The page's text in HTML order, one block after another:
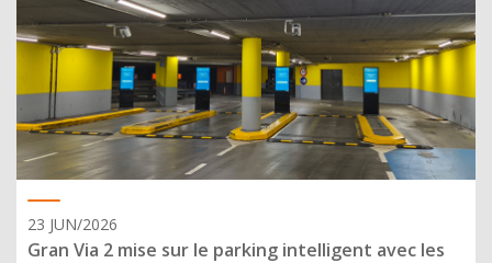
23 JUN/2026
Gran Via 2 mise sur le parking intelligent avec les